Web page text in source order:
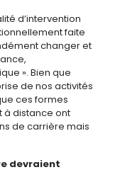
d’intervention
faite
changer et
». Bien que
de nos activités
ces formes
à distance ont
de carrière mais
devraient